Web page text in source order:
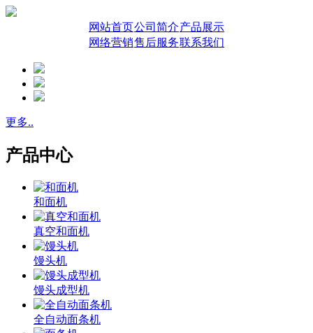
网站首页公司简介产品展示
网络营销售后服务联系我们
更多..
产品中心
和面机
真空和面机
馒头机
馒头成型机
全自动面条机